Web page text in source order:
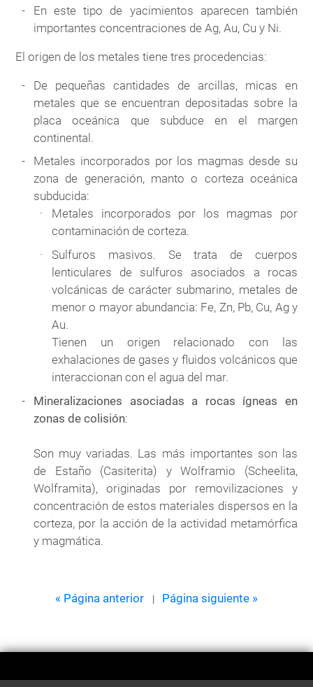
En este tipo de yacimientos aparecen también
importantes concentraciones de Ag, Au, Cu y Ni.
El origen de los metales tiene tres procedencias:
De pequeñas cantidades de arcillas, micas en
metales que se encuentran depositadas sobre la
placa oceánica que subduce en el margen
continental.
Metales incorporados por los magmas desde su
zona de generación, manto o corteza oceánica
subducida:
Metales incorporados por los magmas por
contaminación de corteza.
Sulfuros masivos. Se trata de cuerpos
lenticulares de sulfuros asociados a rocas
volcánicas de carácter submarino, metales de
menor o mayor abundancia: Fe, Zn, Pb, Cu, Ag y
Au.
Tienen un origen relacionado con las
exhalaciones de gases y fluidos volcánicos que
interaccionan con el agua del mar.
Mineralizaciones asociadas a rocas ígneas en
zonas de colisión:
Son muy variadas. Las más importantes son las
de Estaño (Casiterita) y Wolframio (Scheelita,
Wolframita), originadas por removilizaciones y
concentración de estos materiales dispersos en la
corteza, por la acción de la actividad metamórfica
y magmática.
« Página anterior | Página siguiente »